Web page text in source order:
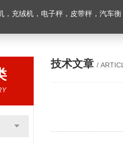
，充绒机，电子秤，皮带秤，汽车
技术文章 /